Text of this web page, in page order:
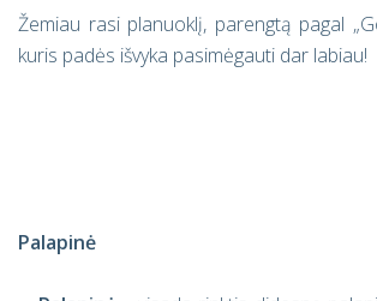
Žemiau rasi planuoklį, parengtą pagal
kuris padės išvyka pasimėgauti dar labiau!
Palapinė